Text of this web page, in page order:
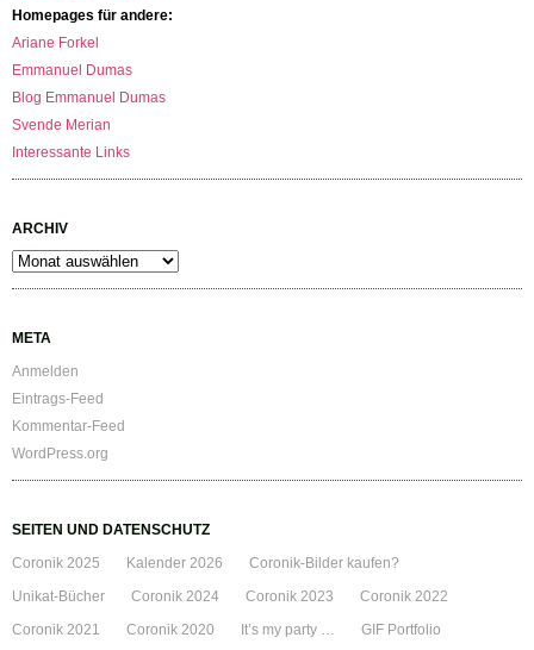
Homepages für andere:
Ariane Forkel
Emmanuel Dumas
Blog Emmanuel Dumas
Svende Merian
Interessante Links
ARCHIV
Archiv
META
Anmelden
Eintrags-Feed
Kommentar-Feed
WordPress.org
SEITEN UND DATENSCHUTZ
Coronik 2025
Kalender 2026
Coronik-Bilder kaufen?
Unikat-Bücher
Coronik 2024 Coronik 2023
Coronik 2022
Coronik 2021
Coronik 2020 It’s my party … GIF Portfolio